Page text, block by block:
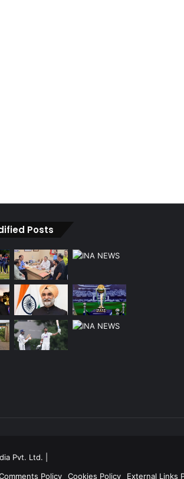
Posts
Pvt. Ltd.
Policy Cookies Policy External Links